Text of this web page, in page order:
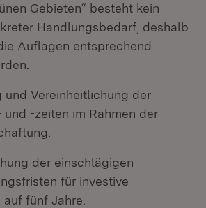
Gebieten“ besteht kein
Handlungsbedarf, deshalb
Auflagen entsprechend
und Vereinheitlichung der
und -zeiten im Rahmen der
der einschlägigen
für investive
fünf Jahre.